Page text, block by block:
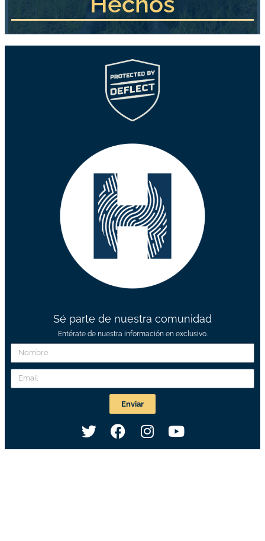
Sé parte de nuestra comunidad
Entérate de nuestra información en exclusivo.
Enviar